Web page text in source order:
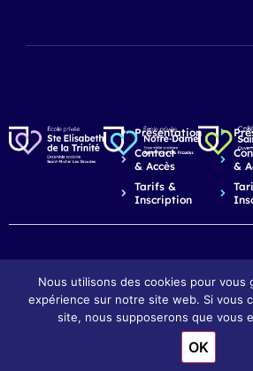
Présentation
Contact
& Accès
Tarifs &
Inscription
&
© 2026 Saint-Michel Les Arcades -
Réalisation :
Nous utilisons des cookies pour vous
expérience sur notre site web. Si vous
site, nous supposerons que vous
OK
Engagé pour l’environnement :
carbone de notre site internet